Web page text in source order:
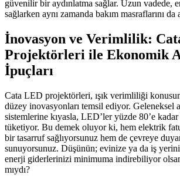
güvenilir bir aydınlatma sağlar. Uzun vadede,
sağlarken aynı zamanda bakım masraflarını da
İnovasyon ve Verimlilik:
Projektörleri ile Ekonomik
İpuçları
Cata LED projektörleri, ışık verimliliği
düzey inovasyonları temsil ediyor. Geleneksel
sistemlerine kıyasla, LED’ler yüzde 80’e
tüketiyor. Bu demek oluyor ki, hem elektrik
bir tasarruf sağlıyorsunuz hem de çevreye
sunuyorsunuz. Düşünün; evinize ya da iş
enerji giderlerinizi minimuma indirebiliyor
mıydı?